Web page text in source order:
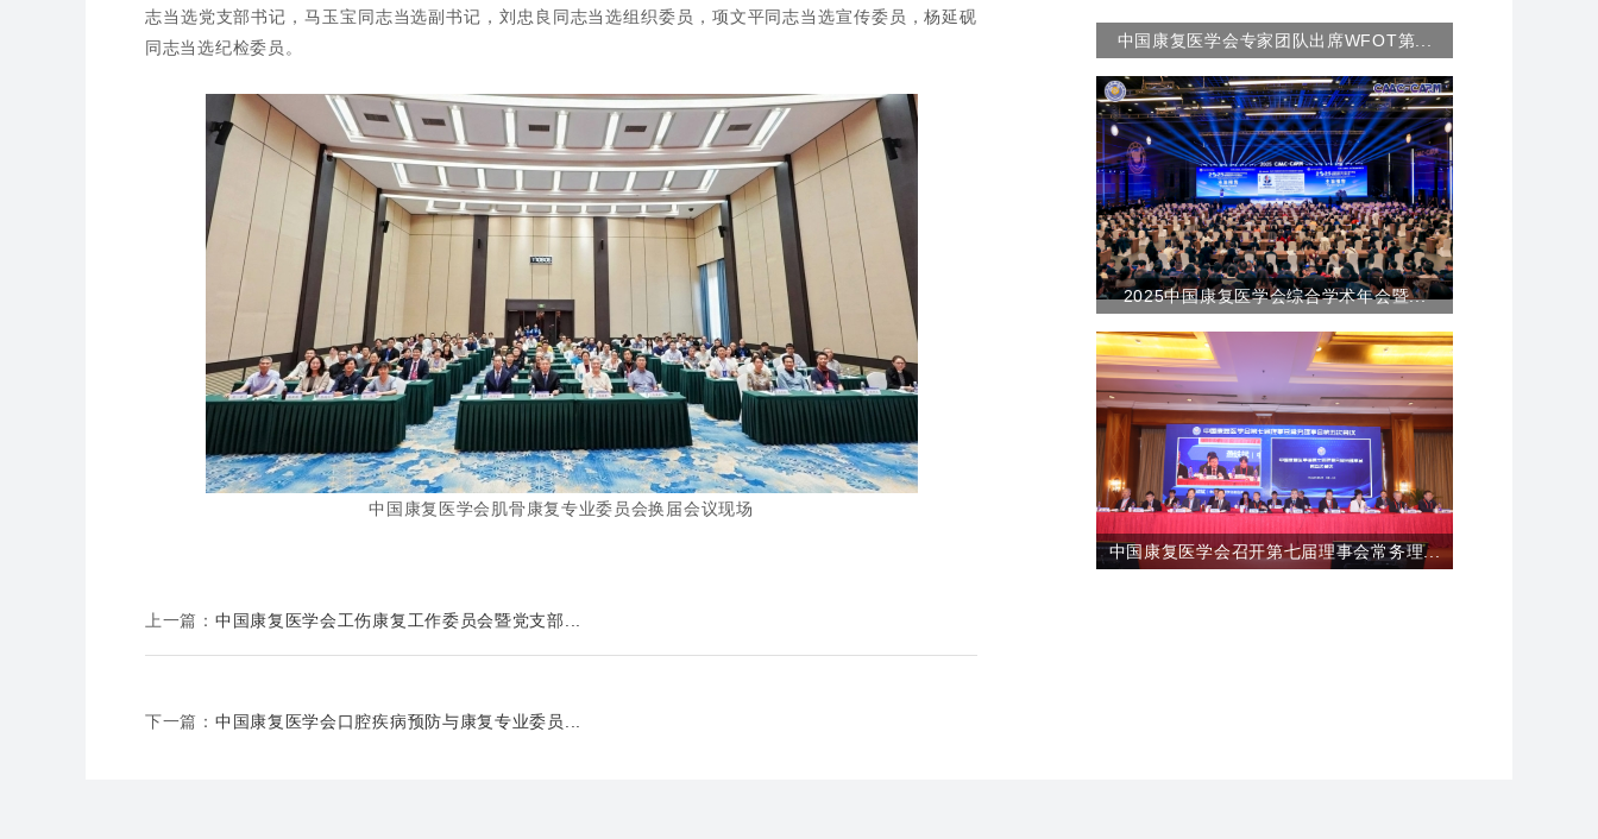
志当选党支部书记，马玉宝同志当选副书记，刘忠良同志当选组织委员，项文平同志当选宣传委员，杨延砚
同志当选纪检委员。
中国康复医学会肌骨康复专业委员会换届会议现场
上一篇： 中国康复医学会工伤康复工作委员会暨党支部...
下一篇： 中国康复医学会口腔疾病预防与康复专业委员...
中国康复医学会专家团队出席WFOT第...
2025中国康复医学会综合学术年会暨...
中国康复医学会召开第七届理事会常务理...